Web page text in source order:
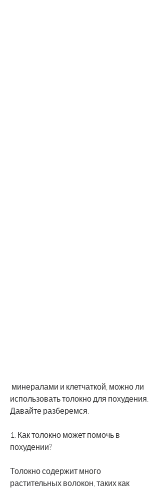
использовать толокно для похудения.
Давайте разберемся.
1. Как толокно может помочь в
похудении?
Толокно содержит много
растительных волокон, таких как